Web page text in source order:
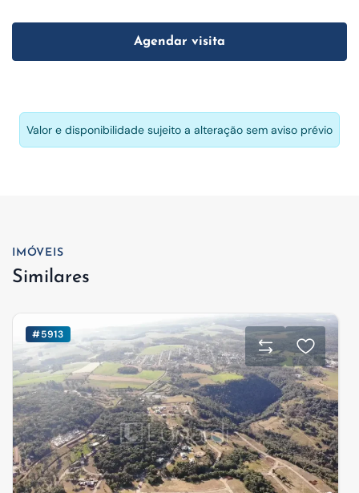
Agendar visita
Valor e disponibilidade sujeito a alteração sem aviso prévio
IMÓVEIS
Similares
#5913